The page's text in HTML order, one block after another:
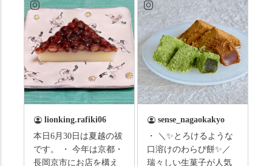
ますので、熱中症にな
らないようお互いに気
をつけましょう。 3連休
まずは「みずは北川」
の和菓子の紹介から。
（写真2枚目から） ・土
用餅（2個入） 暑気払
い、厄払いとして夏の
土用入りにいただくと
今年の土用の入りは7/20
だそうです。連休最終
詰め込んだ観光ガイド
研修に行ってきまし
た！ 🎋スタートは「竹
の径」。 頭上を覆う竹
のトンネルに一歩入る
と、空気がすっと涼し
くなって、聞こえるの
は葉ずれの音だけ。嵐
山の竹林に絶対負けて
れ違うのは犬の散歩の
方くらい。この静け
lionking.rafiki06
本日6月30日は夏越の祓
です。 ・ 今年は京都・
長岡京市にお店を構え
sense_nagaokakyo
・ ＼✨とろけるような
口溶けのわらび餅✨／
瑞々しい生菓子が人気